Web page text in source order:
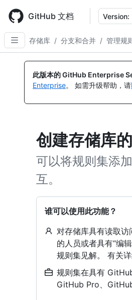
main
content
GitHub 文档 Version:
存储库 / 分支和合并 / 管理规
此版本的 GitHub Enterprise
Enterprise。 如需升级帮助，请
创建存储库
可以将规则集添
互。
谁可以使用此功能？
对存储库具有读取
的人员或者具有“编
规则集见解。 有关
规则集在具有
GitHub Pro、